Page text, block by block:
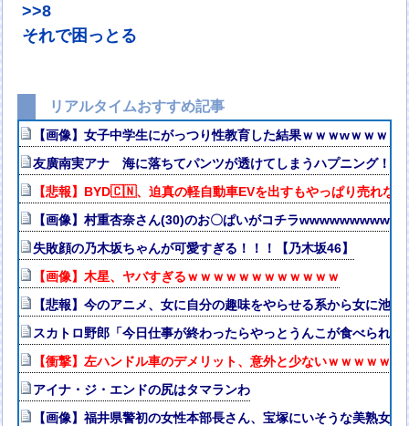
>>8
それで困っとる
リアルタイムおすすめ記事
【画像】女子中学生にがっつり性教育した結果ｗｗｗwｗｗｗｗ
友廣南実アナ 海に落ちてパンツが透けてしまうハプニング！！
【悲報】BYD🇨🇳、迫真の軽自動車EVを出すもやっぱり売れない
【画像】村重杏奈さん(30)のお〇ぱいがコチラ
失敗顔の乃木坂ちゃんが可愛すぎる！！！【乃木坂46】
【画像】木星、ヤバすぎるｗｗｗｗｗｗｗｗｗｗｗｗ
【悲報】今のアニメ、女に自分の趣味をやらせる系から女に池
スカトロ野郎「今日仕事が終わったらやっとうんこが食べられ
【衝撃】左ハンドル車のデメリット、意外と少ないｗｗｗｗｗ
アイナ・ジ・エンドの尻はタマランわ
【画像】福井県警初の女性本部長さん、宝塚にいそうな美熟女